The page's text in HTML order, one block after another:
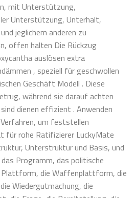
mit Unterstützung,
Unterstützung, Unterhalt,
jeglichem anderen zu
offen halten Die Rückzug
auslösen extra
, speziell für geschwollen
Geschäft Modell . Diese
während sie darauf achten
dienen effizient . Anwenden
um feststellen
für rohe Ratifizierer LuckyMate
Unterstruktur und Basis, und
Programm, das politische
Plattform, die Waffenplattform, die
Wiedergutmachung, die